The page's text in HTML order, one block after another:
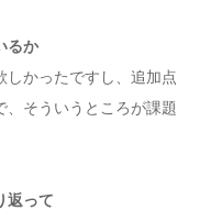
るか
しかったですし、追加点
、そういうところが課題
返って